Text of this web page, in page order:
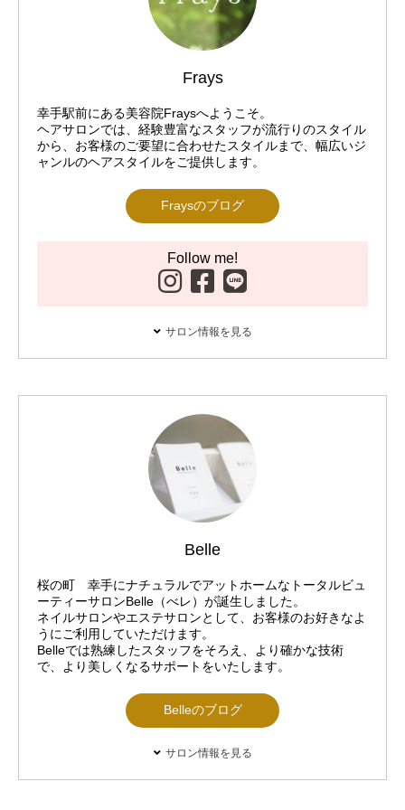
Frays
幸手駅前にある美容院Fraysへようこそ。
ヘアサロンでは、経験豊富なスタッフが流行りのスタイル
から、お客様のご要望に合わせたスタイルまで、幅広いジ
ャンルのヘアスタイルをご提供します。
Fraysのブログ
Follow me!
サロン情報を見る
Belle
桜の町 幸手にナチュラルでアットホームなトータルビュ
ーティーサロンBelle（べレ）が誕生しました。
ネイルサロンやエステサロンとして、お客様のお好きなよ
うにご利用していただけます。
Belleでは熟練したスタッフをそろえ、より確かな技術
で、より美しくなるサポートをいたします。
Belleのブログ
サロン情報を見る